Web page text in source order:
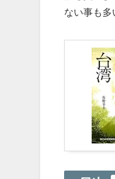
ない事も多